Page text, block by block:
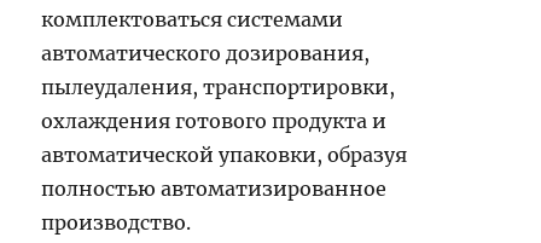
комплектоваться системами
автоматического дозирования,
пылеудаления, транспортировки,
охлаждения готового продукта и
автоматической упаковки, образуя
полностью автоматизированное
производство.